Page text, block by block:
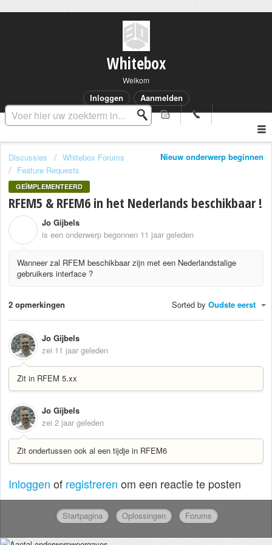
Whitebox
Welkom
Inloggen Aanmelden
Nieuw onderwerp beginnen
Discussies
Whitebox Forums
Feature Requests
GEÏMPLEMENTEERD
RFEM5 & RFEM6 in het Nederlands beschikbaar !
Jo Gijbels
is een onderwerp begonnen 11 jaar geleden
Wanneer zal RFEM beschikbaar zijn met een Nederlandstalige
gebruikers interface ?
2 opmerkingen Sorted by Oudste eerst
Jo Gijbels
zei 11 jaar geleden
Zit in RFEM 5.xx
Jo Gijbels
zei 2 jaar geleden
Zit ondertussen ook al een tijdje in RFEM6
Inloggen of registreren om een reactie te posten
Startpagina Oplossingen Forums